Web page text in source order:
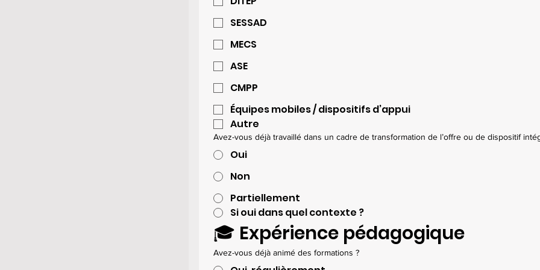
SESSAD
MECS
ASE
CMPP
Équipes mobiles / dispositifs d’appui
Autre
Avez-vous déjà travaillé dans un cadre de transformation de l’offre ou de dispositif
Oui
Non
Partiellement
Si oui dans quel contexte ?
🎓 Expérience pédagogique
Avez-vous déjà animé des formations ?